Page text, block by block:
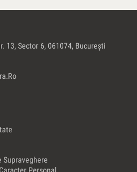
13, Sector 6, 061074, Bucureşti